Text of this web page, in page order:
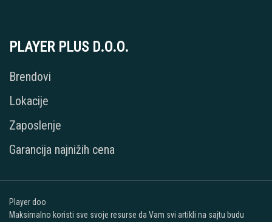
PLAYER PLUS D.O.O.
Brendovi
Lokacije
Zaposlenje
Garancija najnižih cena
Player doo
Maksimalno koristi sve svoje resurse da Vam svi artikli na sajtu budu